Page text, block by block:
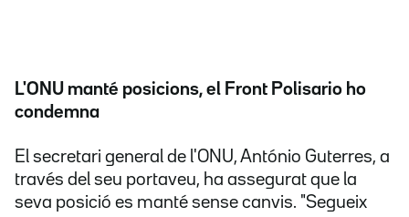
L'ONU manté posicions, el Front Polisario ho
condemna
El secretari general de l'ONU, António Guterres, a
través del seu portaveu, ha assegurat que la
seva posició es manté sense canvis. "Segueix